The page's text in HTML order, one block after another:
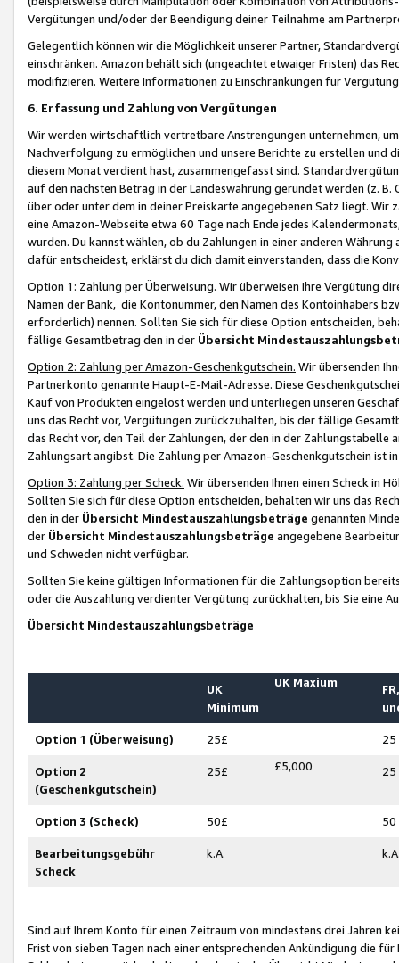
Vergütungen und/oder der Beendigung deiner Teilnahme am
Gelegentlich können wir die Möglichkeit unserer Partner,
einschränken. Amazon behält sich (ungeachtet etwaiger Fristen) das
modifizieren. Weitere Informationen zu Einschränkungen für
6. Erfassung und Zahlung von Vergütungen
Wir werden wirtschaftlich vertretbare Anstrengungen unternehmen,
Nachverfolgung zu ermöglichen und unsere Berichte zu erstellen und
diesem Monat verdient hast, zusammengefasst sind.
auf den nächsten Betrag in der Landeswährung gerundet werden (z.
über oder unter dem in deiner Preiskarte angegebenen Satz liegt.
eine Amazon-Webseite etwa 60 Tage nach Ende jedes
wurden. Du kannst wählen, ob du Zahlungen in einer anderen
dafür entscheidest, erklärst du dich damit einverstanden, dass die
Option 1: Zahlung per Überweisung. Wir überweisen Ihre Vergütung
Namen der Bank, die Kontonummer, den Namen des Kontoinhabers
erforderlich) nennen. Sollten Sie sich für diese Option entscheiden,
fällige Gesamtbetrag den in der Übersicht
Option 2: Zahlung per Amazon-Geschenkgutschein. Wir übersenden
Partnerkonto genannte Haupt-E-Mail-Adresse. Diese
Kauf von Produkten eingelöst werden und unterliegen unseren
uns das Recht vor, Vergütungen zurückzuhalten, bis der fällige
das Recht vor, den Teil der Zahlungen, der den in der
Zahlungsart angibst. Die Zahlung per Amazon-Geschenkgutschein ist
Option 3: Zahlung per Scheck. Wir übersenden Ihnen einen Scheck in
Sollten Sie sich für diese Option entscheiden, behalten wir uns das
den in der Übersicht Mindestauszahlungsbeträge genannten
der Übersicht Mindestauszahlungsbeträge angegebene
und Schweden nicht verfügbar.
Sollten Sie keine gültigen Informationen für die Zahlungsoption
oder die Auszahlung verdienter Vergütung zurückhalten, bis Sie
Übersicht Mindestauszahlungsbeträge
UK
Minimum
UK Maxium
Option 1 (Überweisung) 25£ 25
Option 2
(Geschenkgutschein)
25£ £5,000 25
Option 3 (Scheck) 50£ 50
Bearbeitungsgebühr
Scheck
k.A.
Sind auf Ihrem Konto für einen Zeitraum von mindestens drei Jahren
Frist von sieben Tagen nach einer entsprechenden Ankündigung die